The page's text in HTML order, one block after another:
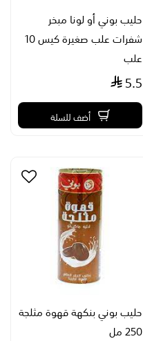
حليب بوني أو لونا مبخر
شفرات علب صغيرة كيس 10
علب
5.5
أضف للسلة
حليب بوني بنكهة قهوة مثلجة
250 مل